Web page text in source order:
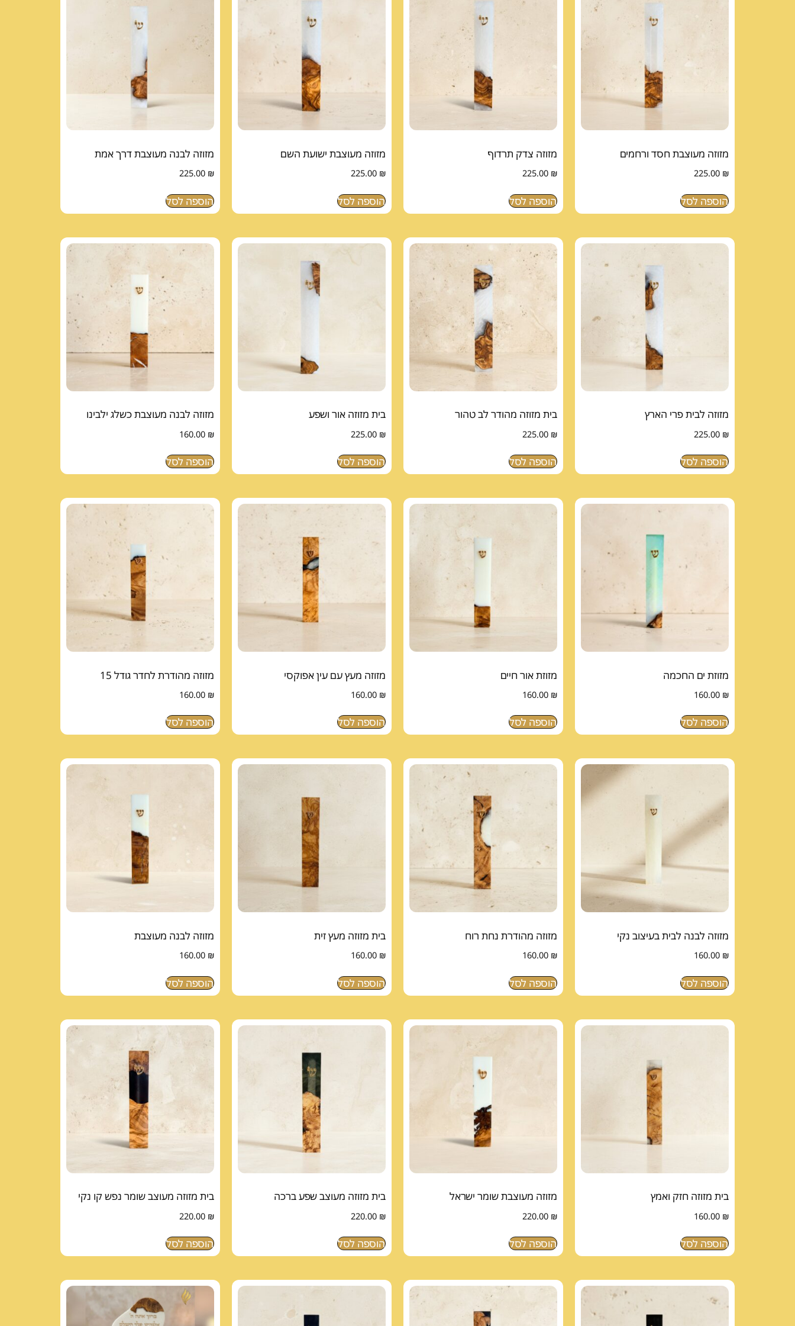
מזוזה מעוצבת חסד ורחמים
225.00 ₪
הוספה לסל
מזוזה צדק תרדוף
225.00 ₪
הוספה לסל
מזוזה מעוצבת ישועת השם
225.00 ₪
הוספה לסל
מזוזה לבנה מעוצבת דרך אמת
225.00 ₪
הוספה לסל
מזוזה לבית פרי הארץ
225.00 ₪
הוספה לסל
בית מזוזה מהודר לב טהור
225.00 ₪
הוספה לסל
בית מזוזה אור ושפע
225.00 ₪
הוספה לסל
מזוזה לבנה מעוצבת כשלג ילבינו
160.00 ₪
הוספה לסל
מזוזת ים החכמה
160.00 ₪
הוספה לסל
מזוזת אור חיים
160.00 ₪
הוספה לסל
מזוזה מעץ עם עין אפוקסי
160.00 ₪
הוספה לסל
מזוזה מהודרת לחדר גודל 15
160.00 ₪
הוספה לסל
מזוזה לבנה לבית בעיצוב נקי
160.00 ₪
הוספה לסל
מזוזה מהודרת נחת רוח
160.00 ₪
הוספה לסל
בית מזוזה מעץ זית
160.00 ₪
הוספה לסל
מזוזה לבנה מעוצבת
160.00 ₪
הוספה לסל
בית מזוזה חזק ואמץ
160.00 ₪
הוספה לסל
מזוזה מעוצבת שומר ישראל
220.00 ₪
הוספה לסל
בית מזוזה מעוצב שפע ברכה
220.00 ₪
הוספה לסל
בית מזוזה מעוצב שומר נפש קו נקי
220.00 ₪
הוספה לסל